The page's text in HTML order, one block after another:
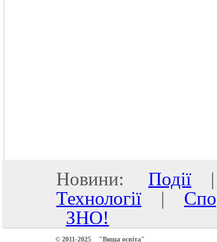
Новини: Події
Технології |
ЗНО!
© 2011-2025 "Вища освіта"